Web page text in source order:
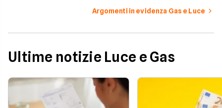
Argomenti in evidenza Gas e Luce
Ultime notizie Luce e Gas